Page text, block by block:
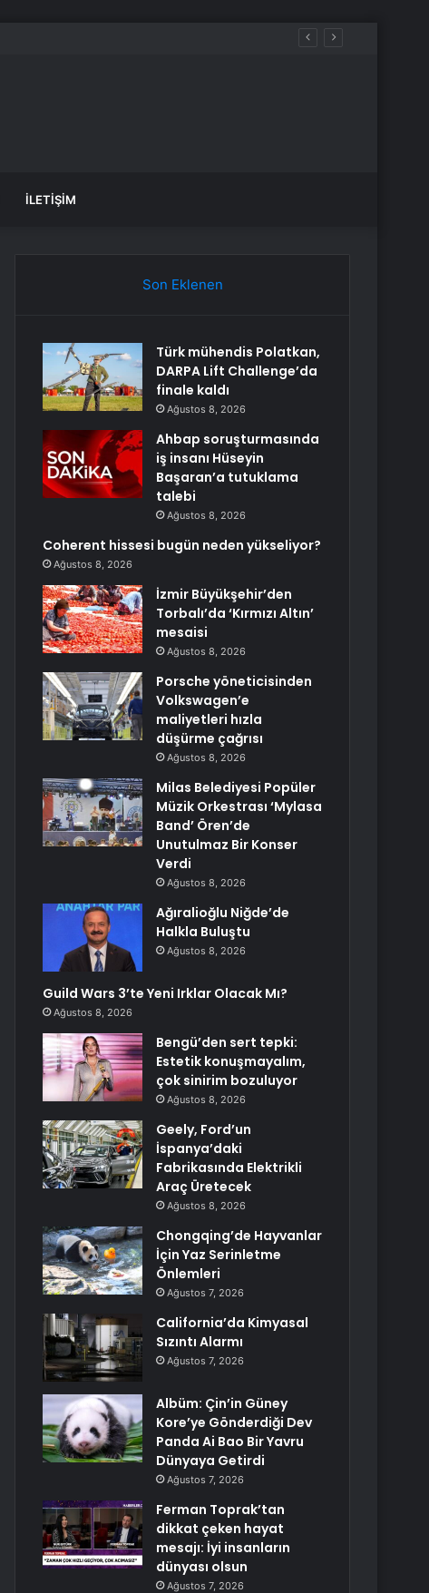
İLETIŞIM
Son Eklenen
Türk mühendis Polatkan,
DARPA Lift Challenge’da
finale kaldı
Ağustos 8, 2026
Ahbap soruşturmasında
iş insanı Hüseyin
Başaran’a tutuklama
talebi
Ağustos 8, 2026
Coherent hissesi bugün neden yükseliyor?
Ağustos 8, 2026
İzmir Büyükşehir’den
Torbalı’da ‘Kırmızı Altın’
mesaisi
Ağustos 8, 2026
Porsche yöneticisinden
Volkswagen’e
maliyetleri hızla
düşürme çağrısı
Ağustos 8, 2026
Milas Belediyesi Popüler
Müzik Orkestrası ‘Mylasa
Band’ Ören’de
Unutulmaz Bir Konser
Verdi
Ağustos 8, 2026
Ağıralioğlu Niğde’de
Halkla Buluştu
Ağustos 8, 2026
Guild Wars 3’te Yeni Irklar Olacak Mı?
Ağustos 8, 2026
Bengü’den sert tepki:
Estetik konuşmayalım,
çok sinirim bozuluyor
Ağustos 8, 2026
Geely, Ford’un
İspanya’daki
Fabrikasında Elektrikli
Araç Üretecek
Ağustos 8, 2026
Chongqing’de Hayvanlar
İçin Yaz Serinletme
Önlemleri
Ağustos 7, 2026
California’da Kimyasal
Sızıntı Alarmı
Ağustos 7, 2026
Albüm: Çin’in Güney
Kore’ye Gönderdiği Dev
Panda Ai Bao Bir Yavru
Dünyaya Getirdi
Ağustos 7, 2026
Ferman Toprak’tan
dikkat çeken hayat
mesajı: İyi insanların
dünyası olsun
Ağustos 7, 2026